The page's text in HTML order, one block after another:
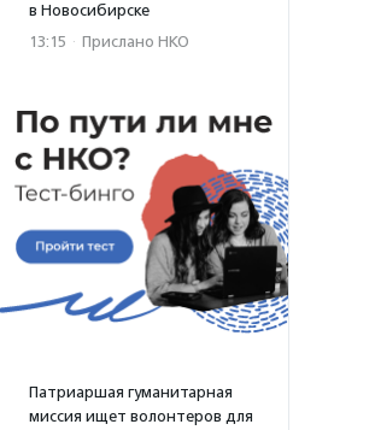
в Новосибирске
13:15 · Прислано НКО
Патриаршая гуманитарная
миссия ищет волонтеров для